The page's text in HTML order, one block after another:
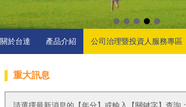
關於台達 產品介紹 公司治理暨投資人服務專區
重大訊息